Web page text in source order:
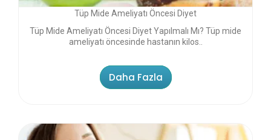
Tüp Mide Ameliyatı Öncesi Diyet
Tüp Mide Ameliyatı Öncesi Diyet Yapılmalı Mı? Tüp mide
ameliyatı öncesinde hastanın kilos..
Daha Fazla